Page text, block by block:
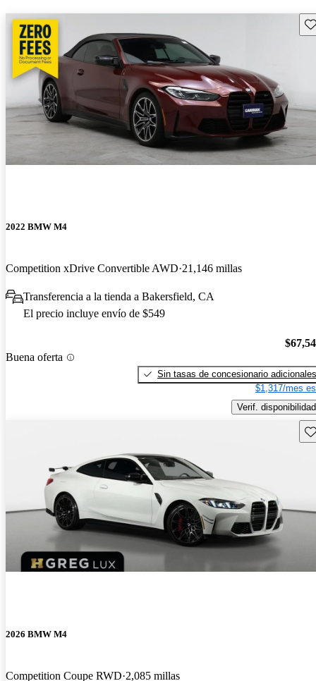
2022 BMW M4
Competition xDrive Convertible AWD 21,146 millas
Transferencia a la tienda a Bakersfield, CA
El precio incluye envío de $549
Buena oferta
Sin tasas de concesionario adicionales
$1,317/mes
Verif. disponibilidad
2026 BMW M4
Competition Coupe RWD 2,085 millas